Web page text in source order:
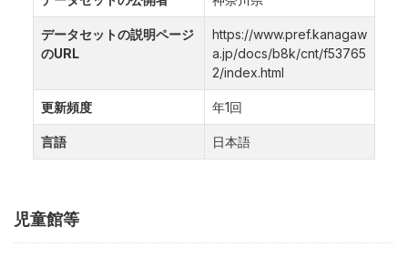
児童館等
データセットの説明ページ
のURL
https://www.pref.kanagaw
a.jp/docs/b8k/cnt/f53765
2/index.html
更新頻度 年1回
言語 日本語